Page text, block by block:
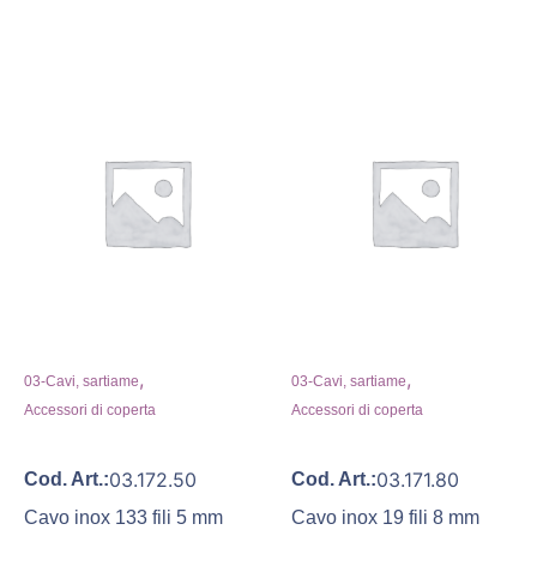
03-Cavi, sartiame,
Accessori di coperta
Cod. Art.:03.172.50
Cavo inox 133 fili 5 mm
03-Cavi, sartiame,
Accessori di coperta
Cod. Art.:03.171.80
Cavo inox 19 fili 8 mm